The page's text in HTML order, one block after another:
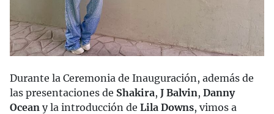
Durante la Ceremonia de Inauguración, además de
las presentaciones de Shakira, J Balvin, Danny
Ocean y la introducción de Lila Downs, vimos a